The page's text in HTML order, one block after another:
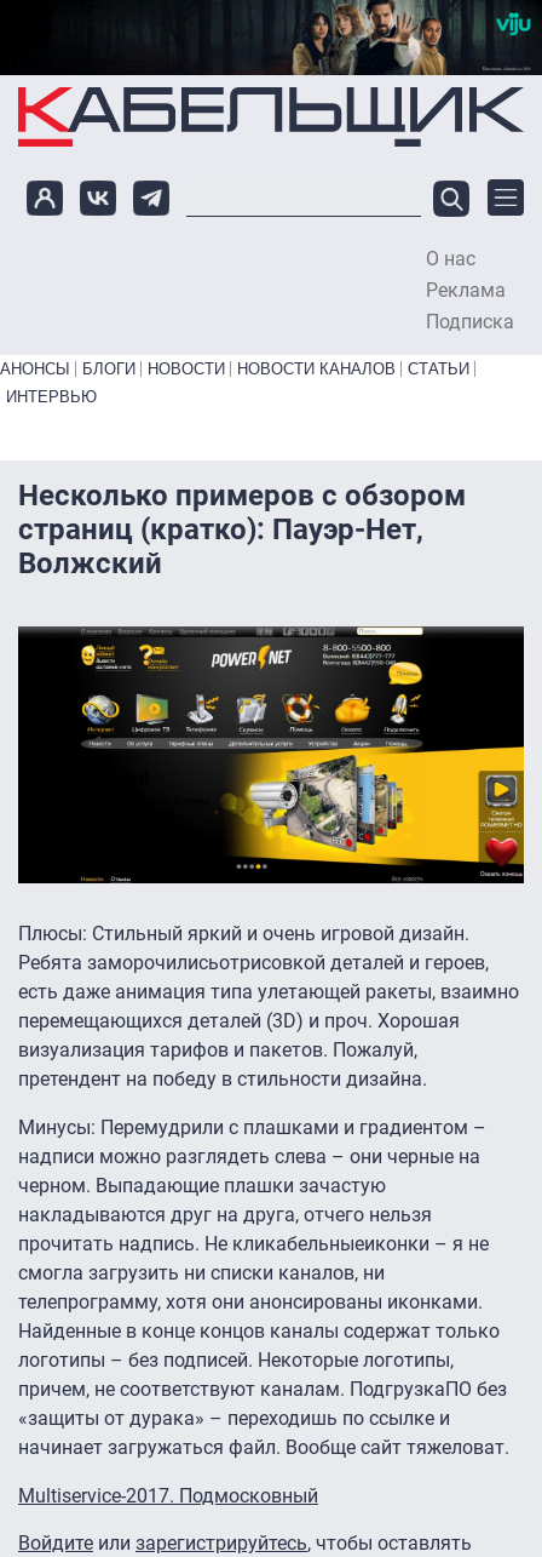
Перейти к основному содержанию
О нас
Реклама
Подписка
Primary links bottom
АНОНСЫ БЛОГИ НОВОСТИ НОВОСТИ КАНАЛОВ
СТАТЬИ
ИНТЕРВЬЮ
Несколько примеров с обзором
страниц (кратко): Пауэр-Нет,
Волжский
Плюсы: Стильный яркий и очень игровой дизайн.
Ребята заморочилисьотрисовкой деталей и героев,
есть даже анимация типа улетающей ракеты, взаимно
перемещающихся деталей (3D) и проч. Хорошая
визуализация тарифов и пакетов. Пожалуй,
претендент на победу в стильности дизайна.
Минусы: Перемудрили с плашками и градиентом –
надписи можно разглядеть слева – они черные на
черном. Выпадающие плашки зачастую
накладываются друг на друга, отчего нельзя
прочитать надпись. Не кликабельныеиконки – я не
смогла загрузить ни списки каналов, ни
телепрограмму, хотя они анонсированы иконками.
Найденные в конце концов каналы содержат только
логотипы – без подписей. Некоторые логотипы,
причем, не соответствуют каналам. ПодгрузкаПО без
«защиты от дурака» – переходишь по ссылке и
начинает загружаться файл. Вообще сайт тяжеловат.
Multiservice-2017. Подмосковный
Войдите или зарегистрируйтесь, чтобы оставлять